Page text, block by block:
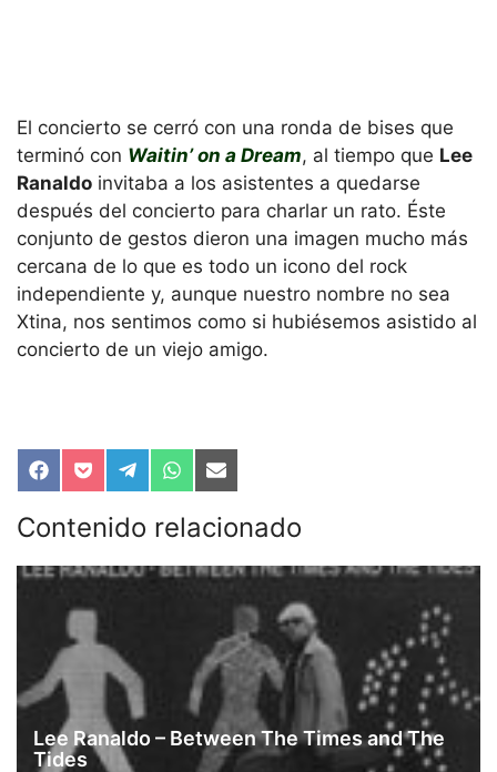
El concierto se cerró con una ronda de bises que
terminó con Waitin’ on a Dream, al tiempo que Lee
Ranaldo invitaba a los asistentes a quedarse
después del concierto para charlar un rato. Éste
conjunto de gestos dieron una imagen mucho más
cercana de lo que es todo un icono del rock
independiente y, aunque nuestro nombre no sea
Xtina, nos sentimos como si hubiésemos asistido al
concierto de un viejo amigo.
Compartir
en
Facebook
Compartir
en
Pocket
Compartir
en
Telegram
Compartir
en
WhatsApp
Compartir
en
Email
Contenido relacionado
Lee Ranaldo – Between The Times and The
Tides